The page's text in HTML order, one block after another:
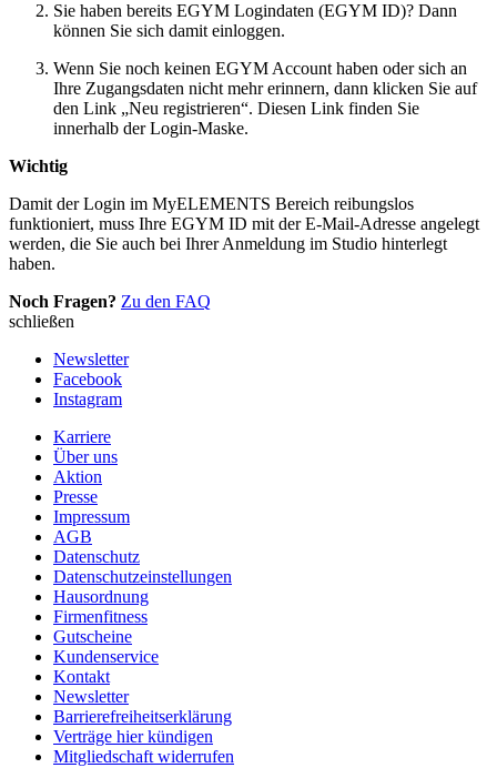
Sie haben bereits EGYM Logindaten (EGYM ID)? Dann
können Sie sich damit einloggen.
Wenn Sie noch keinen EGYM Account haben oder sich an
Ihre Zugangsdaten nicht mehr erinnern, dann klicken Sie auf
den Link „Neu registrieren“. Diesen Link finden Sie
innerhalb der Login-Maske.
Wichtig
Damit der Login im MyELEMENTS Bereich reibungslos
funktioniert, muss Ihre EGYM ID mit der E-Mail-Adresse angelegt
werden, die Sie auch bei Ihrer Anmeldung im Studio hinterlegt
haben.
Noch Fragen? Zu den FAQ
schließen
Newsletter
Facebook
Instagram
Karriere
Über uns
Aktion
Presse
Impressum
AGB
Datenschutz
Datenschutzeinstellungen
Hausordnung
Firmenfitness
Gutscheine
Kundenservice
Kontakt
Newsletter
Barrierefreiheitserklärung
Verträge hier kündigen
Mitgliedschaft widerrufen